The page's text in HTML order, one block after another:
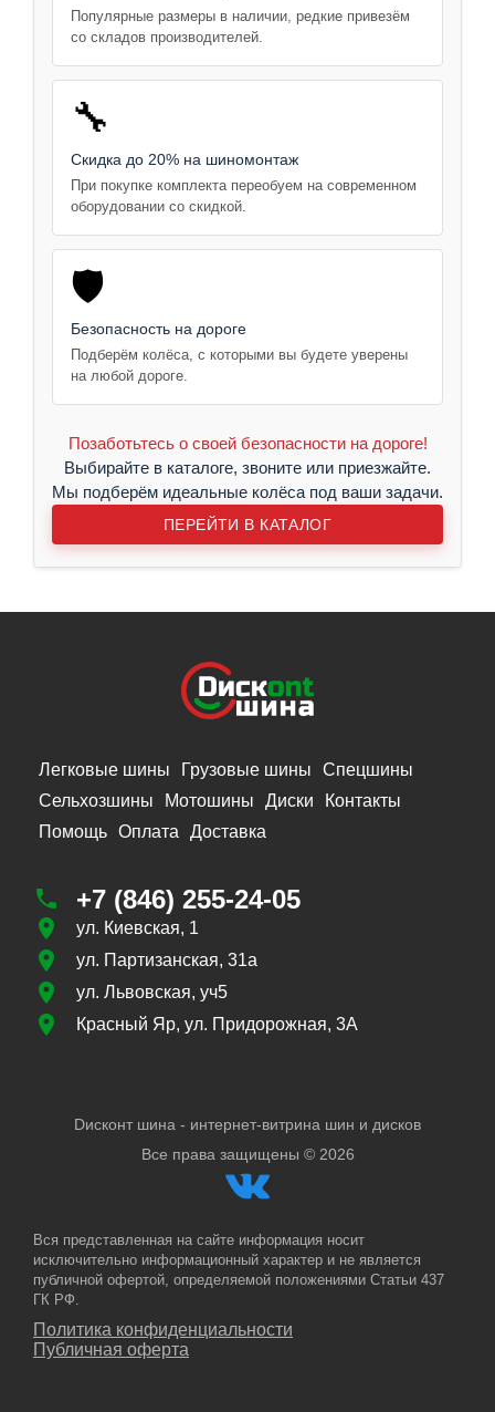
Популярные размеры в наличии, редкие привезём
со складов производителей.
🔧
Скидка до 20% на шиномонтаж
При покупке комплекта переобуем на современном
оборудовании со скидкой.
🛡️
Безопасность на дороге
Подберём колёса, с которыми вы будете уверены
на любой дороге.
Позаботьтесь о своей безопасности на дороге!
Выбирайте в каталоге, звоните или приезжайте.
Мы подберём идеальные колёса под ваши задачи.
ПЕРЕЙТИ В КАТАЛОГ
Легковые шины Грузовые шины
Спецшины
Сельхозшины
Мотошины Диски
Контакты
Помощь Оплата Доставка
+7 (846) 255-24-05
ул. Киевская, 1
ул. Партизанская, 31а
ул. Львовская, уч5
Красный Яр, ул. Придорожная, 3А
Dисконт шина - интернет-витрина шин и дисков
Все права защищены © 2026
Вся представленная на сайте информация носит
исключительно информационный характер и не является
публичной офертой, определяемой положениями Статьи 437
ГК РФ.
Политика конфиденциальности
Публичная оферта